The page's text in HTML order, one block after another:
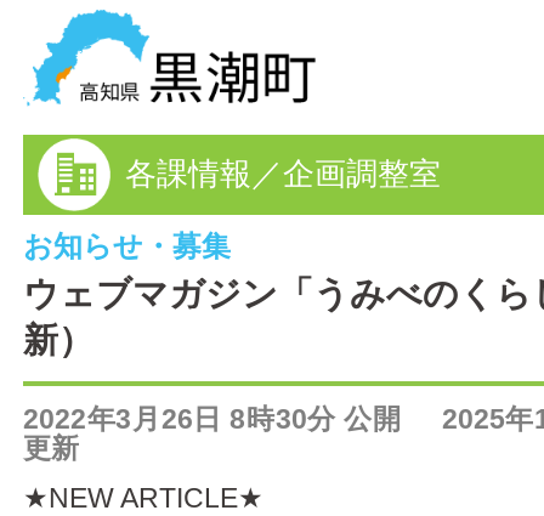
HOME
まちの情報
各課情報
電子申請
FAQ
黒潮町の情報を探す
各課情報／企画調整室
お知らせ・募集
ウェブマガジン「うみべのくら
新）
2022年3月26日 8時30分 公開 2025年
更新
★NEW ARTICLE★